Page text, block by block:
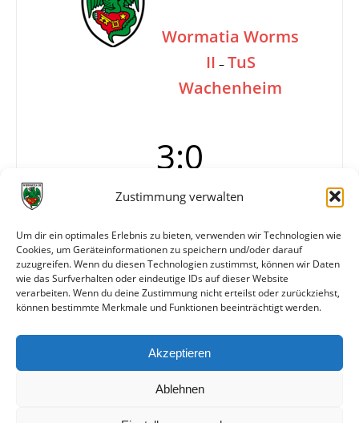
Zustimmung verwalten
Um dir ein optimales Erlebnis zu bieten, verwenden wir Technologien wie
Cookies, um Geräteinformationen zu speichern und/oder darauf
zuzugreifen. Wenn du diesen Technologien zustimmst, können wir Daten
wie das Surfverhalten oder eindeutige IDs auf dieser Website
verarbeiten. Wenn du deine Zustimmung nicht erteilst oder zurückziehst,
können bestimmte Merkmale und Funktionen beeinträchtigt werden.
Akzeptieren
Ablehnen
Wormatia Worms
II – TuS
Wachenheim
3:0
2:0 Laux (30.)
3:0 Günther (85.)
Info
Pokal der C-Klasse, Finale
Alle bisherigen Partien der beiden Mannschaften
anzeigen